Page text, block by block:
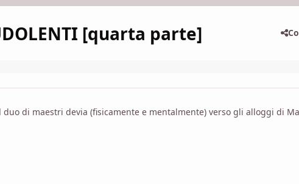
[quarta parte]
di maestri devia (fisicamente e mentalmente) verso gli alloggi di